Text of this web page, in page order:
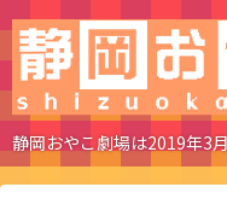
静岡おやこ劇場は2019年3